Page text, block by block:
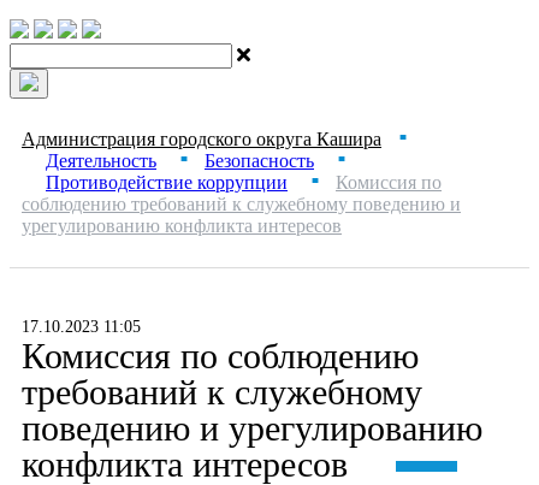
Администрация городского округа Кашира ■
Деятельность ■ Безопасность ■
Противодействие коррупции ■
Комиссия по
соблюдению требований к служебному поведению и
урегулированию конфликта интересов
17.10.2023 11:05
Комиссия по соблюдению
требований к служебному
поведению и урегулированию
конфликта интересов